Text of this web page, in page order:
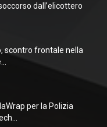
dall’elicottero
scontro frontale nella
per la Polizia